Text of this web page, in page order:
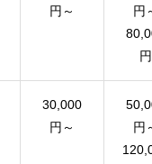
円～
円
円
30,000
円～
円